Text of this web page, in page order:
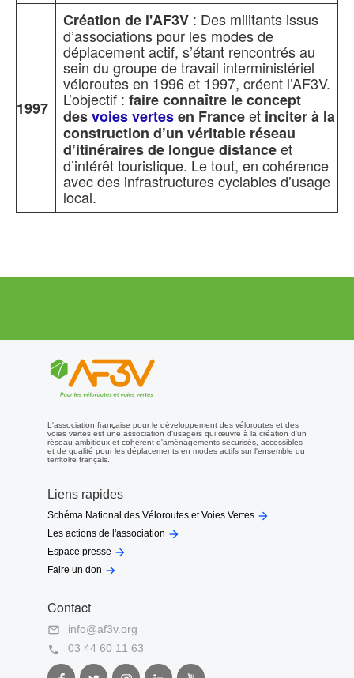
1997
Création de l'AF3V : Des militants issus
d’associations pour les modes de
déplacement actif, s’étant rencontrés au
sein du groupe de travail interministériel
véloroutes en 1996 et 1997, créent l’AF3V.
L’objectif : faire connaître le concept
desvoies vertesen Franceet inciter à la
construction d’un véritable réseau
d’itinéraires de longue distanceet
d’intérêt touristique. Le tout, en cohérence
avec des infrastructures cyclables d’usage
local.
L'association française pour le développement des véloroutes et des
voies vertes est une association d'usagers qui œuvre à la création d'un
réseau ambitieux et cohérent d'aménagements sécurisés, accessibles
et de qualité pour les déplacements en modes actifs sur l'ensemble du
territoire français.
Liens rapides
Schéma National des Véloroutes et Voies Vertes 
Les actions de l'association 
Espace presse 
Faire un don 
Contact

info@af3v.org

03 44 60 11 63
Facebook
TwitterInstagramLinkedInYoutube